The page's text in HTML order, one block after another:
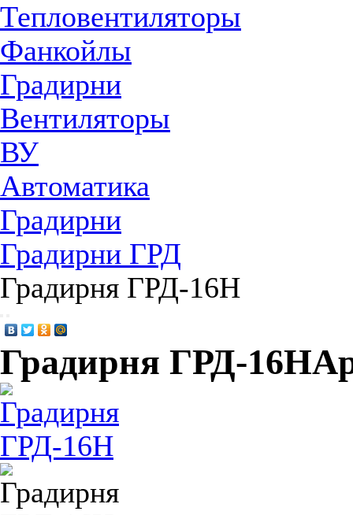
Тепловентиляторы
Фанкойлы
Градирни
Вентиляторы
ВУ
Автоматика
Градирни
Градирни ГРД
Градирня ГРД-16Н
Градирня ГРД-16Н